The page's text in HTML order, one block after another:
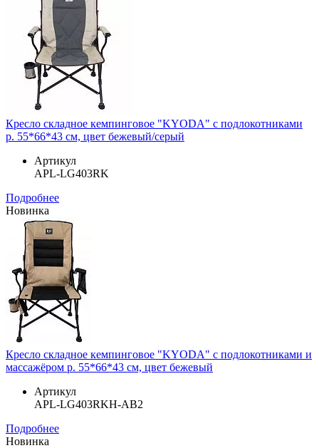
Кресло складное кемпинговое "KYODA" с подлокотниками
р. 55*66*43 см, цвет бежевый/серый
Артикул
APL-LG403RK
Подробнее
Новинка
Кресло складное кемпинговое "KYODA" с подлокотниками и
массажёром р. 55*66*43 см, цвет бежевый
Артикул
APL-LG403RKH-AB2
Подробнее
Новинка